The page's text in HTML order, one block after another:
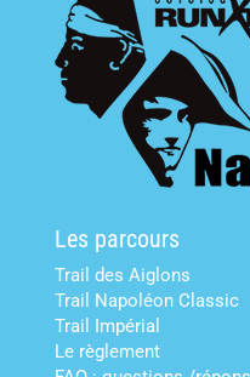
Les parcours
Trail des Aiglons
Trail Napoléon Classic
Trail Impérial
Le règlement